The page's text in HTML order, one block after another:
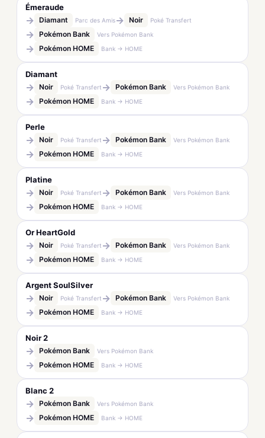
Émeraude
→ Diamant Parc des Amis→ Noir Poké Transfert
→ Pokémon Bank Vers Pokémon Bank
→ Pokémon HOME Bank → HOME
Diamant
→ Noir Poké Transfert → Pokémon Bank Vers Pokémon Bank
→ Pokémon HOME Bank → HOME
Perle
→ Noir Poké Transfert → Pokémon Bank Vers Pokémon Bank
→ Pokémon HOME Bank → HOME
Platine
→ Noir Poké Transfert → Pokémon Bank Vers Pokémon Bank
→ Pokémon HOME Bank → HOME
Or HeartGold
→ Noir Poké Transfert → Pokémon Bank Vers Pokémon Bank
→ Pokémon HOME Bank → HOME
Argent SoulSilver
→ Noir Poké Transfert → Pokémon Bank Vers Pokémon Bank
→ Pokémon HOME Bank → HOME
Noir 2
→ Pokémon Bank Vers Pokémon Bank
→ Pokémon HOME Bank → HOME
Blanc 2
→ Pokémon Bank Vers Pokémon Bank
→ Pokémon HOME Bank → HOME